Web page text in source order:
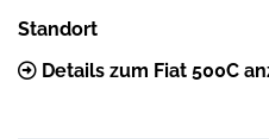
Standort
Details zum Fiat 500C